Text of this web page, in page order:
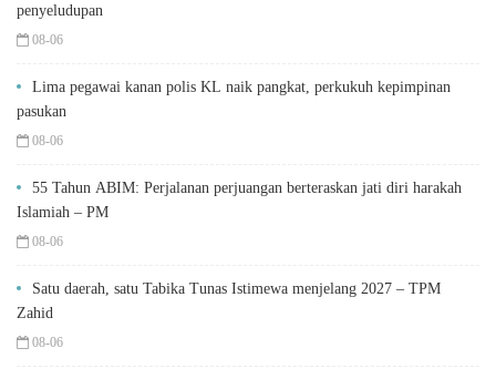
penyeludupan
08-06
Lima pegawai kanan polis KL naik pangkat, perkukuh kepimpinan
pasukan
08-06
55 Tahun ABIM: Perjalanan perjuangan berteraskan jati diri harakah
Islamiah – PM
08-06
Satu daerah, satu Tabika Tunas Istimewa menjelang 2027 – TPM
Zahid
08-06